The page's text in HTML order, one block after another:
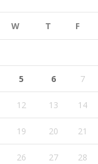
W T F
5 6 7
12 13 14
19 20 21
26 27 28